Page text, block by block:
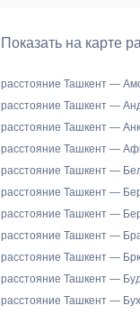
Показать на карте
расстояние Ташкент —
расстояние Ташкент —
расстояние Ташкент —
расстояние Ташкент —
расстояние Ташкент —
расстояние Ташкент —
расстояние Ташкент —
расстояние Ташкент —
расстояние Ташкент —
расстояние Ташкент —
расстояние Ташкент —